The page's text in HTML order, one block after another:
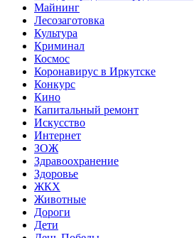
Майнинг
Лесозаготовка
Культура
Криминал
Космос
Коронавирус в Иркутске
Конкурс
Кино
Капитальный ремонт
Искусство
Интернет
ЗОЖ
Здравоохранение
Здоровье
ЖКХ
Животные
Дороги
Дети